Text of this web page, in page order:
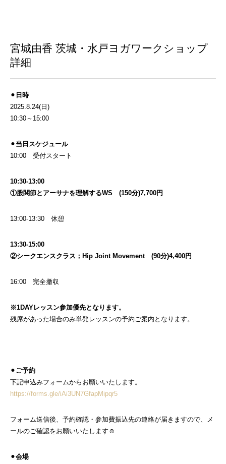
宮城由香 茨城・水戸ヨガワークショップ
詳細
⚫︎ 日時
2025.8.24(日)
10:30～15:00
⚫︎ 当日スケジュール
10:00 受付スタート
10:30-13:00
①股関節とアーサナを理解するWS
(150分)7,700円
13:00-13:30 休憩
13:30-15:00
②シークエンスクラス；Hip Joint Movement (90分)4,400円
16:00 完全撤収
※1DAYレッスン参加優先となります。
残席があった場合のみ単発レッスンの予約ご案内となります。
⚫︎ ご予約
下記申込みフォームからお願いいたします。
https://forms.gle/iAi3UN7GfapMipqr5
フォーム送信後、予約確認・参加費振込先の連絡が届きますので、メ
ールのご確認をお願いいたします☺
⚫︎会場